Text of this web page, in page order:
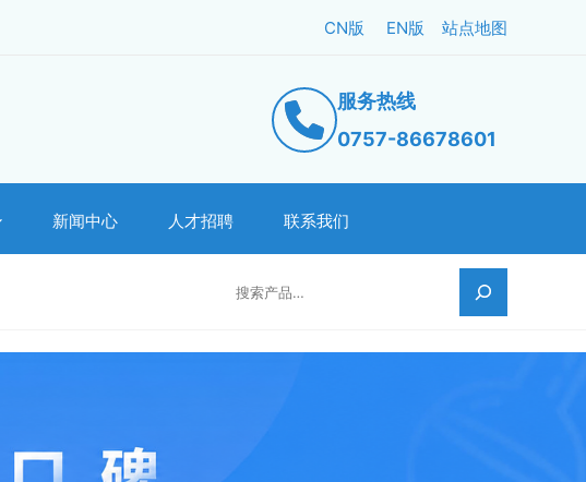
CN版 EN版 站点地图
服务热线
0757-86678601
新闻中心 人才招聘 联系我们
搜索